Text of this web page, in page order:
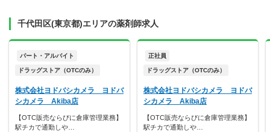
千代田区(東京都)エリアの薬剤師求人
パート・アルバイト
ドラッグストア（OTCのみ）
株式会社ヨドバシカメラ ヨドバ
シカメラ Akiba店
【OTC販売ならびに倉庫管理業務】
駅チカで通勤しや…
正社員
ドラッグストア（OTCのみ）
株式会社ヨドバシカメラ ヨドバ
シカメラ Akiba店
【OTC販売ならびに倉庫管理業務】
駅チカで通勤しや…